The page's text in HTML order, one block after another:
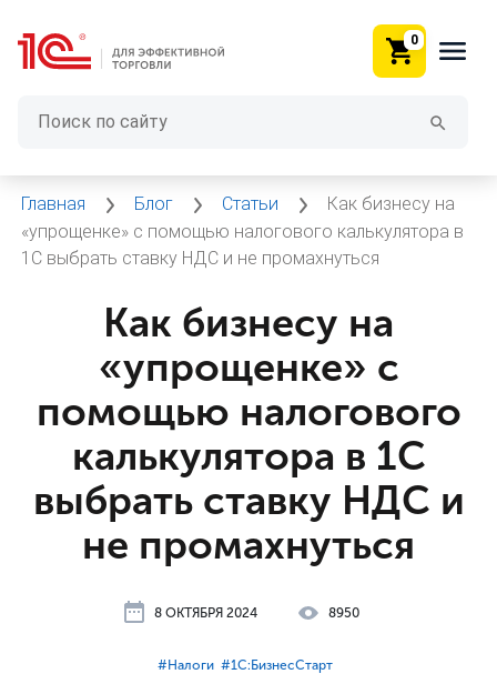
0
Главная Блог Статьи
Как бизнесу на
«упрощенке» с помощью налогового калькулятора в
1С выбрать ставку НДС и не промахнуться
Как бизнесу на
«упрощенке» с
помощью налогового
калькулятора в 1С
выбрать ставку НДС и
не промахнуться
8 ОКТЯБРЯ 2024 8950
#⁣Налоги #⁣1С:БизнесСтарт